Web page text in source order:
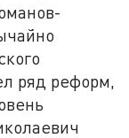
ряд реформ,